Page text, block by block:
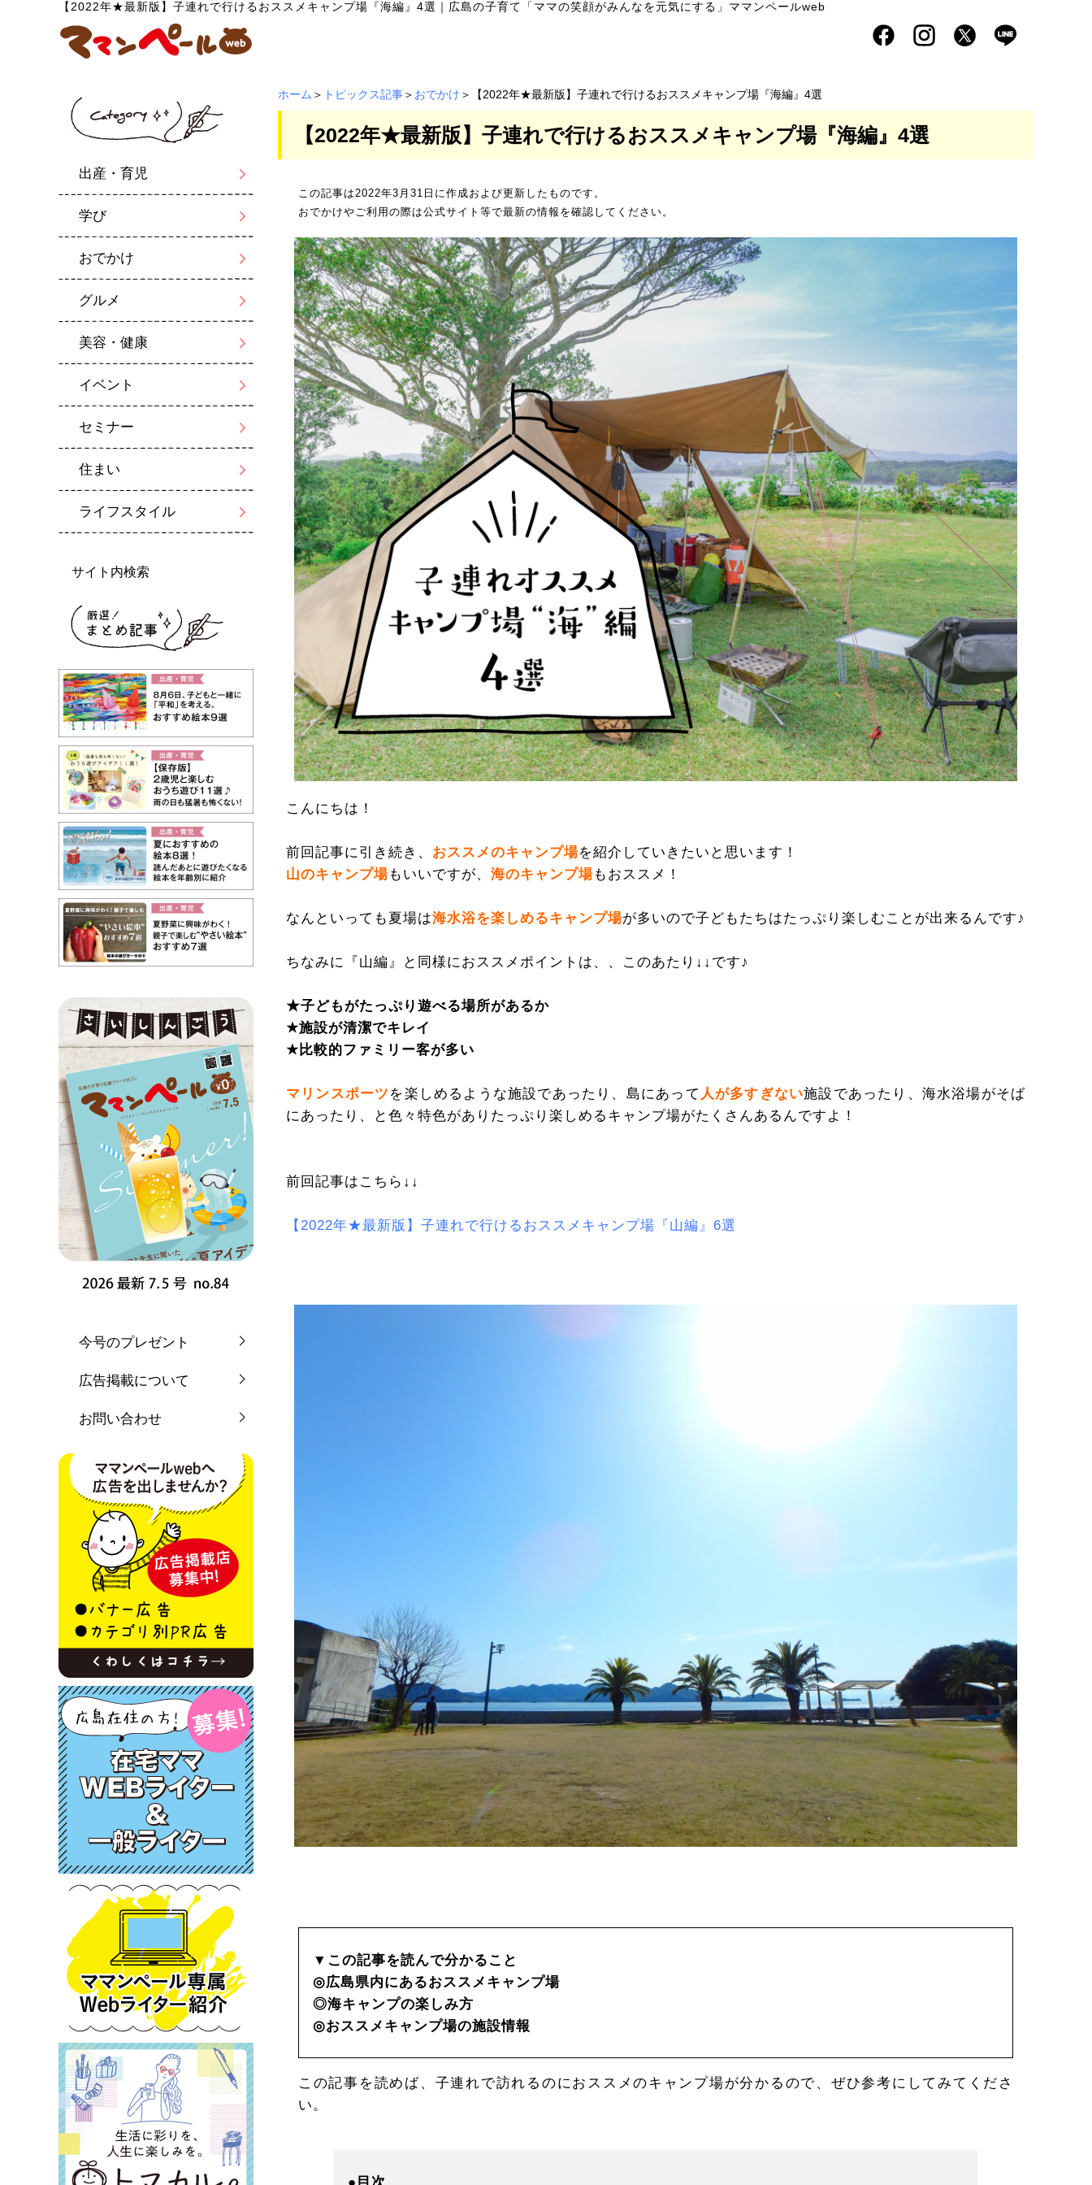
【2022年★最新版】子連れで行けるおススメキャンプ場『海編』4選 ｜ 広島の子育て「ママの笑顔がみんなを元気にする」ママンペールweb
ホーム ＞ トピックス記事＞ おでかけ ＞【2022年★最新版】子連れで行けるおススメキャンプ場『海編』4選
【2022年★最新版】子連れで行けるおススメキャンプ場『海編』4選
この記事は2022年3月31日に作成および更新したものです。
おでかけやご利用の際は公式サイト等で最新の情報を確認してください。
こんにちは！
前回記事に引き続き、 おススメのキャンプ場を紹介していきたいと思います！
山のキャンプ場もいいですが、 海のキャンプ場もおススメ！
なんといっても夏場は海水浴を楽しめるキャンプ場が多いので子どもたちはたっぷり楽しむことが出来るんです♪
ちなみに『山編』と同様におススメポイントは、、このあたり↓↓です♪
★子どもがたっぷり遊べる場所があるか
★施設が清潔でキレイ
★比較的ファミリー客が多い
マリンスポーツ を楽しめるような施設であったり、島にあって 人が多すぎない施設であったり、海水浴場がそば
にあったり、と色々特色がありたっぷり楽しめるキャンプ場がたくさんあるんですよ！
前回記事はこちら↓↓
【2022年★最新版】子連れで行けるおススメキャンプ場『山編』6選
▼この記事を読んで分かること
◎広島県内にあるおススメキャンプ場
◎海キャンプの楽しみ方
◎おススメキャンプ場の施設情報
この記事を読めば、子連れで訪れるのにおススメのキャンプ場が分かるので、ぜひ参考にしてみてくださ
い。
●目次
出産・育児
学び
おでかけ
グルメ
美容・健康
イベント
セミナー
住まい
ライフスタイル
サイト内検索
今号のプレゼント
広告掲載について
お問い合わせ